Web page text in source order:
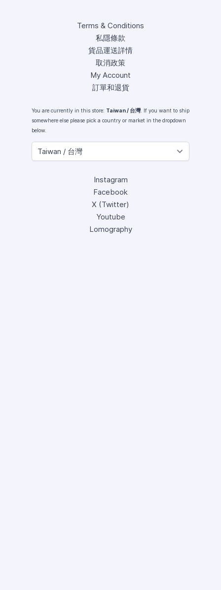
Terms & Conditions
私隱條款
貨品運送詳情
取消政策
My Account
訂單和退貨
You are currently in this store: Taiwan / 台灣. If you want to ship
somewhere else please pick a country or market in the dropdown
below.
Instagram
Facebook
X (Twitter)
Youtube
Lomography